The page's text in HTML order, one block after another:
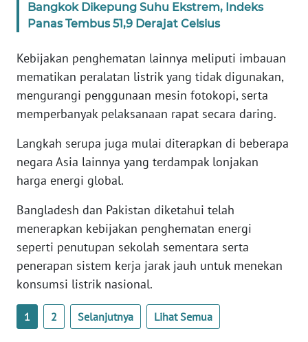
Bangkok Dikepung Suhu Ekstrem, Indeks
Panas Tembus 51,9 Derajat Celsius
Kebijakan penghematan lainnya meliputi imbauan
mematikan peralatan listrik yang tidak digunakan,
mengurangi penggunaan mesin fotokopi, serta
memperbanyak pelaksanaan rapat secara daring.
Langkah serupa juga mulai diterapkan di beberapa
negara Asia lainnya yang terdampak lonjakan
harga energi global.
Bangladesh dan Pakistan diketahui telah
menerapkan kebijakan penghematan energi
seperti penutupan sekolah sementara serta
penerapan sistem kerja jarak jauh untuk menekan
konsumsi listrik nasional.
1 2 Selanjutnya Lihat Semua
JABAR
BANTEN
WN
NTT
WN
KEPRI
PAPUA
WN
PAPUA
RIAU